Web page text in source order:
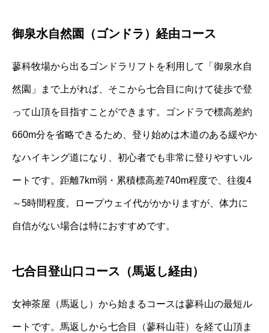
御泉水自然園（ゴンドラ）経由コース
蓼科牧場から出るゴンドラリフトを利用して「御泉水自
然園」まで上がれば、そこから七合目に向けて徒歩で登
って山頂を目指すことができます。ゴンドラで標高差約
660m分を省略できるため、登り始めは木道のある緩やか
なハイキング道になり、初心者でも非常に登りやすいル
ートです。距離7km弱・累積標高差740m程度で、往復4
～5時間程度。ロープウェイ代がかかりますが、体力に
自信がない場合は特におすすめです。
七合目登山口コース（馬返し経由）
女神茶屋（馬返し）から始まるコースは蓼科山の最短ル
ートです。馬返しから七合目（蓼科山荘）を経て山頂ま